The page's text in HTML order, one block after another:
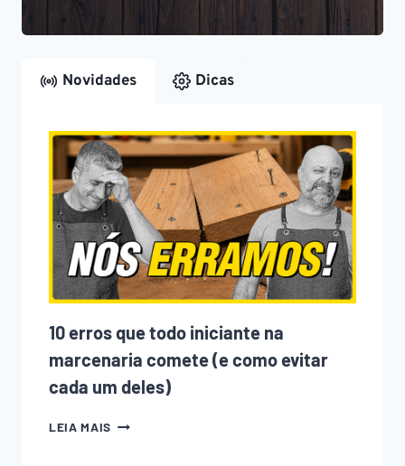
Novidades Dicas
10 erros que todo iniciante na
marcenaria comete (e como evitar
cada um deles)
LEIA MAIS 10